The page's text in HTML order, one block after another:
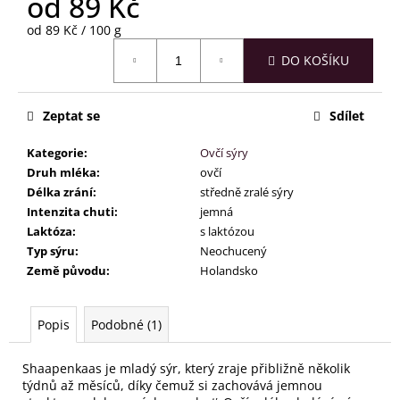
Měrná
od 89 Kč / 100 g
DO KOŠÍKU
Kategorie:
Ovčí sýry
Druh mléka:
ovčí
Délka zrání:
středně zralé sýry
Intenzita chuti:
jemná
Laktóza:
s laktózou
Typ sýru:
Neochucený
Země původu: Holandsko
Zeptat se Sdílet
Popis Podobné (1)
Shaapenkaas je mladý sýr, který zraje přibližně několik
týdnů až měsíců, díky čemuž si zachovává jemnou
e